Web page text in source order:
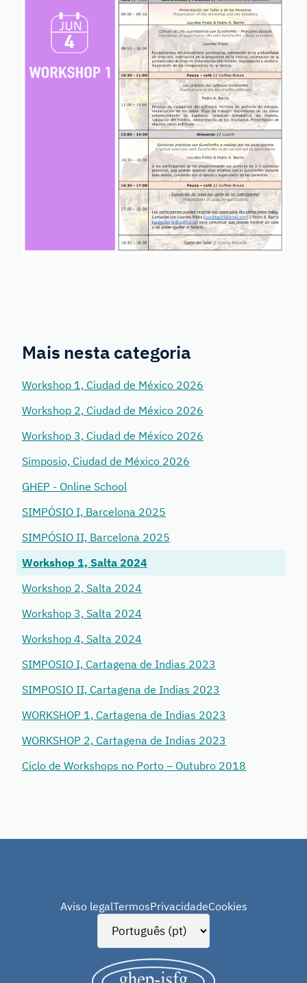
Mais nesta categoria
Workshop 1, Ciudad de México 2026
Workshop 2, Ciudad de México 2026
Workshop 3, Ciudad de México 2026
Simposio, Ciudad de México 2026
GHEP - Online School
SIMPÓSIO I, Barcelona 2025
SIMPÓSIO II, Barcelona 2025
Workshop 1, Salta 2024
Workshop 2, Salta 2024
Workshop 3, Salta 2024
Workshop 4, Salta 2024
SIMPOSIO I, Cartagena de Indias 2023
SIMPOSIO II, Cartagena de Indias 2023
WORKSHOP 1, Cartagena de Indias 2023
WORKSHOP 2, Cartagena de Indias 2023
Ciclo de Workshops no Porto – Outubro 2018
Aviso legalTermosPrivacidadeCookies